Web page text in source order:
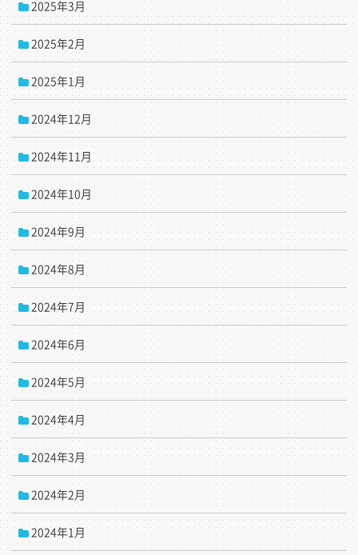
2025年3月
2025年2月
2025年1月
2024年12月
2024年11月
2024年10月
2024年9月
2024年8月
2024年7月
2024年6月
2024年5月
2024年4月
2024年3月
2024年2月
2024年1月